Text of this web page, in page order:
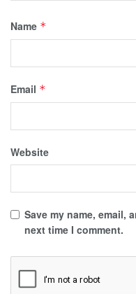
Name *
Email *
Website
Save my name, email,
next time I comment.